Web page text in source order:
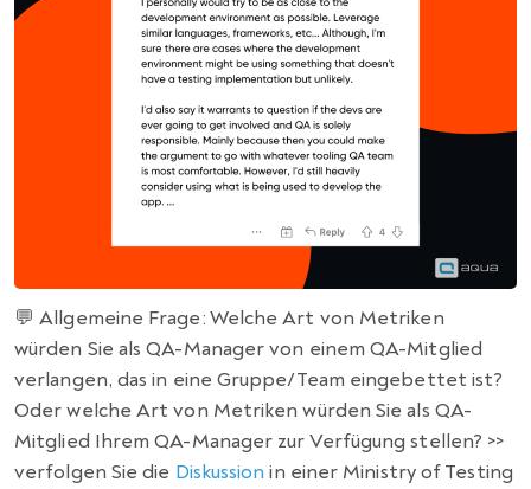
💬 Allgemeine Frage: Welche Art von Metriken
würden Sie als QA-Manager von einem QA-Mitglied
verlangen, das in eine Gruppe/Team eingebettet ist?
Oder welche Art von Metriken würden Sie als QA-
Mitglied Ihrem QA-Manager zur Verfügung stellen? >>
verfolgen Sie die Diskussion in einer Ministry of Testing